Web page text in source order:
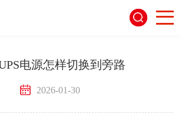
电源怎样切换到旁路
2026-01-30